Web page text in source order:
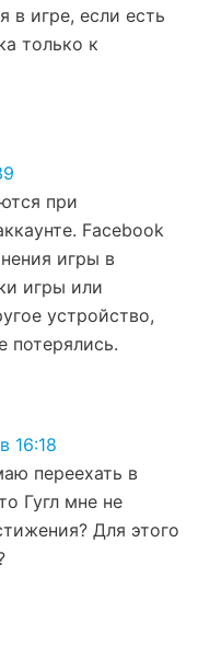
в игре, если есть
только к
при
Facebook
игры в
игры или
устройство,
потерялись.
16:18
переехать в
Гугл мне не
Для этого